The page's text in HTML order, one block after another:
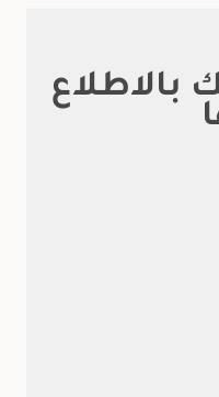
بالاطلاع